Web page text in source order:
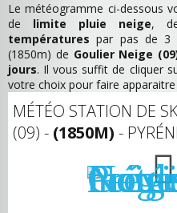
Le météogramme ci-dessous
de limite pluie neige,
températures par pas de 3
(1850m) de Goulier Neige
jours. Il vous suffit de cliquer
votre choix pour faire
MÉTÉO STATION DE
(09) - (1850M) -